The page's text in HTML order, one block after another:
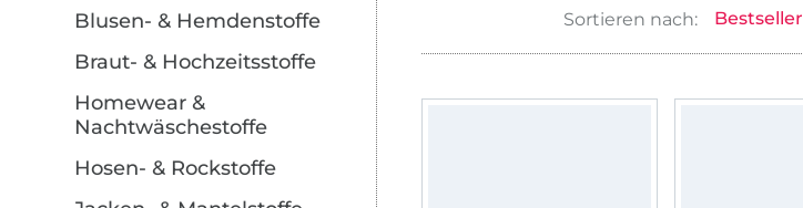
Blusen- & Hemdenstoffe
Braut- & Hochzeitsstoffe
Homewear &
Nachtwäschestoffe
Hosen- & Rockstoffe
Bestseller